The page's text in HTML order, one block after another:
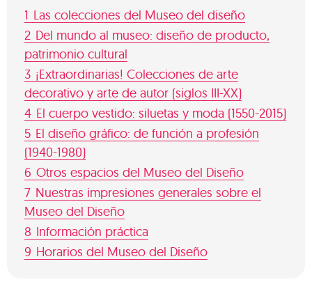
1 Las colecciones del Museo del diseño
2 Del mundo al museo: diseño de producto,
patrimonio cultural
3 ¡Extraordinarias! Colecciones de arte
decorativo y arte de autor (siglos III-XX)
4 El cuerpo vestido: siluetas y moda (1550-2015)
5 El diseño gráfico: de función a profesión
(1940-1980)
6 Otros espacios del Museo del Diseño
7 Nuestras impresiones generales sobre el
Museo del Diseño
8 Información práctica
9 Horarios del Museo del Diseño